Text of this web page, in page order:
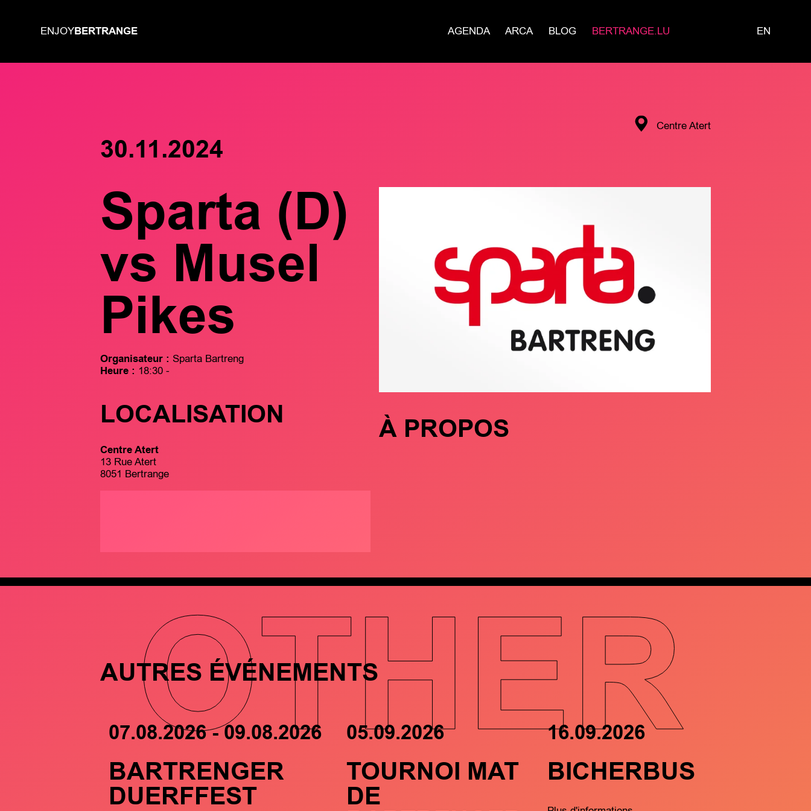
ENJOYBERTRANGE AGENDA ARCA BLOG BERTRANGE.LU EN
30.11.2024
Centre Atert
Sparta (D)
vs Musel
Pikes
Organisateur : Sparta Bartreng
Heure : 18:30 -
LOCALISATION
Centre Atert
13 Rue Atert
8051 Bertrange
À PROPOS
OTHER
AUTRES ÉVÉNEMENTS
07.08.2026 - 09.08.2026
BARTRENGER
DUERFFEST
05.09.2026
TOURNOI MAT
DE
16.09.2026
BICHERBUS